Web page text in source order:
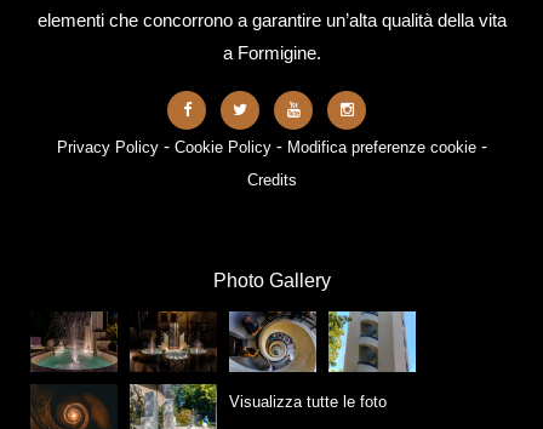
elementi che concorrono a garantire un’alta qualità della vita
a Formigine.
Privacy Policy- Cookie Policy- Modifica preferenze cookie-
Credits
Photo Gallery
Visualizza tutte le foto